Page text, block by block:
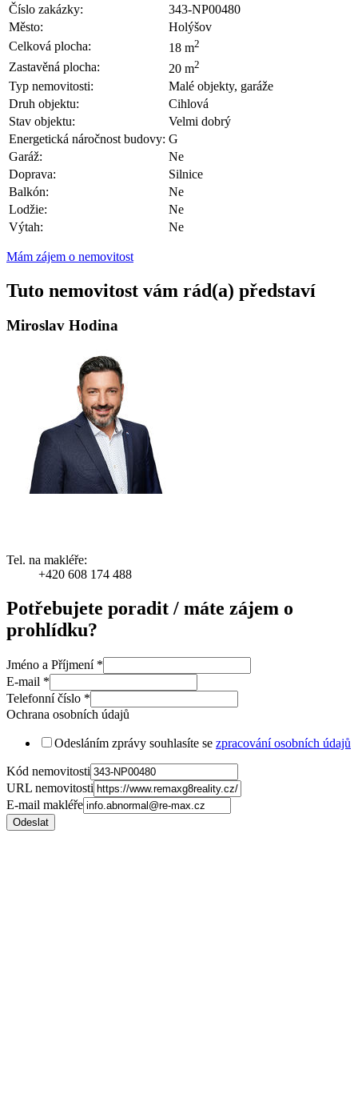
Číslo zakázky:
343-NP00480
Město:
Holýšov
Celková plocha:
18 m2
Zastavěná plocha: 20 m2
Typ nemovitosti:
Malé objekty, garáže
Druh objektu:
Cihlová
Stav objektu:
Velmi dobrý
Energetická náročnost budovy: G
Garáž:
Ne
Doprava:
Silnice
Balkón:
Ne
Lodžie:
Ne
Výtah:
Ne
Mám zájem o nemovitost
Tuto nemovitost vám rád(a) představí
Miroslav Hodina
Tel. na makléře:
+420 608 174 488
Potřebujete poradit / máte zájem o
prohlídku?
Jméno a Příjmení *
E-mail *
Telefonní číslo *
Ochrana osobních údajů
Odesláním zprávy souhlasíte se zpracování osobních údajů
Kód nemovitosti
URL nemovitosti
E-mail makléře
Odeslat